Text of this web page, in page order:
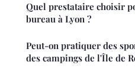
Quel prestataire choisir
bureau à Lyon ?
Peut-on pratiquer des
des campings de l'Île de